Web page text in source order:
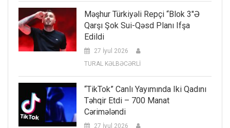
Məşhur Türkiyəli Repçi “Blok 3″ə
Qarşı Şok Sui-Qəsd Planı Ifşa
Edildi
27 İyul 2026
TURAL KƏLBƏCƏRLİ
“TikTok” Canlı Yayımında Iki Qadını
Təhqir Etdi – 700 Manat
Cərimələndi
27 İyul 2026